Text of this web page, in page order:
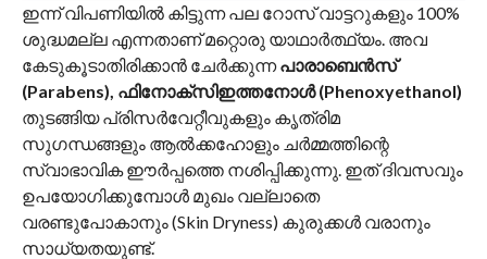
ഇന്ന് വിപണിയിൽ കിട്ടുന്ന പല റോസ് വാട്ടറുകളും 100%
ശുദ്ധമല്ല എന്നതാണ് മറ്റൊരു യാഥാർത്ഥ്യം. അവ
കേടുകൂടാതിരിക്കാൻ ചേർക്കുന്നപാരാബെൻസ്
(Parabens), ഫിനോക്സിഇത്തനോൾ (Phenoxyethanol)
തുടങ്ങിയ പ്രിസർവേറ്റീവുകളും കൃത്രിമ
സുഗന്ധങ്ങളും ആൽക്കഹോളും ചർമ്മത്തിന്റെ
സ്വാഭാവിക ഈർപ്പത്തെ നശിപ്പിക്കുന്നു. ഇത് ദിവസവും
ഉപയോഗിക്കുമ്പോൾ മുഖം വല്ലാതെ
വരണ്ടുപോകാനും (Skin Dryness) കുരുക്കൾ വരാനും
സാധ്യതയുണ്ട്.